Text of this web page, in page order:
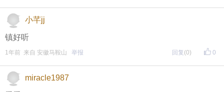
小芊jj
镇好听
0
1年前 来自 安徽马鞍山 举报 回复 (0)
miracle1987